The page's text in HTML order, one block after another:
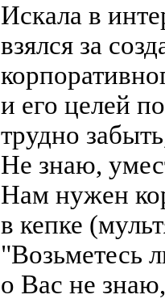
Искала в
взялся за
и его целей
трудно
Не знаю,
Нам нужен
в кепке
"Возьметесь
о Вас не